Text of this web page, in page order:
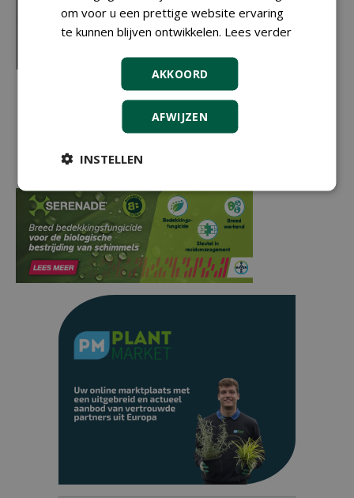
om voor u een prettige website ervaring
te kunnen blijven ontwikkelen. Lees verder
AKKOORD
AFWIJZEN
INSTELLEN